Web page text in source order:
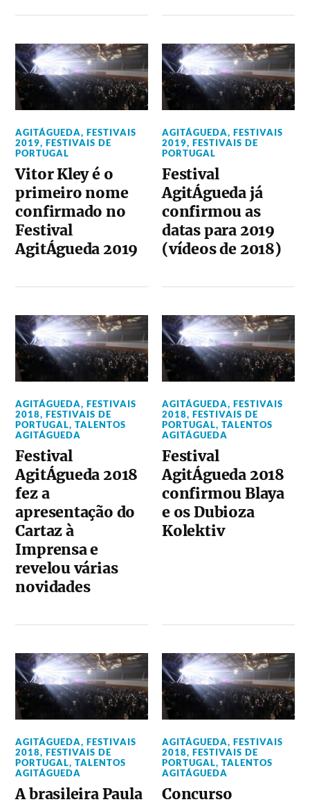
AGITÁGUEDA,FESTIVAIS
2019,FESTIVAIS DE
PORTUGAL
Vitor Kley é o
primeiro nome
confirmado no
Festival
AgitÁgueda 2019
AGITÁGUEDA,FESTIVAIS
2019,FESTIVAIS DE
PORTUGAL
Festival
AgitÁgueda já
confirmou as
datas para 2019
(vídeos de 2018)
AGITÁGUEDA,FESTIVAIS
2018,FESTIVAIS DE
PORTUGAL,TALENTOS
AGITÁGUEDA
Festival
AgitÁgueda 2018
fez a
apresentação do
Cartaz à
Imprensa e
revelou várias
novidades
AGITÁGUEDA,FESTIVAIS
2018,FESTIVAIS DE
PORTUGAL,TALENTOS
AGITÁGUEDA
Festival
AgitÁgueda 2018
confirmou Blaya
e os Dubioza
Kolektiv
AGITÁGUEDA,FESTIVAIS
2018,FESTIVAIS DE
PORTUGAL,TALENTOS
AGITÁGUEDA
A brasileira Paula
AGITÁGUEDA,FESTIVAIS
2018,FESTIVAIS DE
PORTUGAL,TALENTOS
AGITÁGUEDA
Concurso